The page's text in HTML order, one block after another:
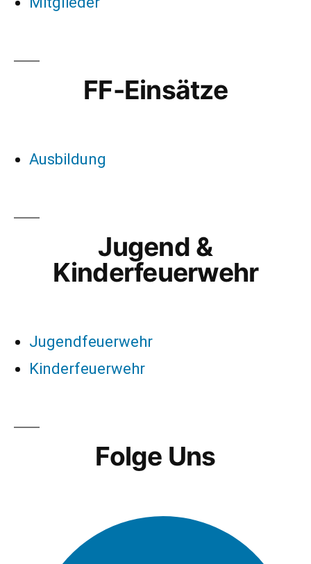
FF-Einsätze
Ausbildung
Jugend &
Kinderfeuerwehr
Jugendfeuerwehr
Kinderfeuerwehr
Folge Uns